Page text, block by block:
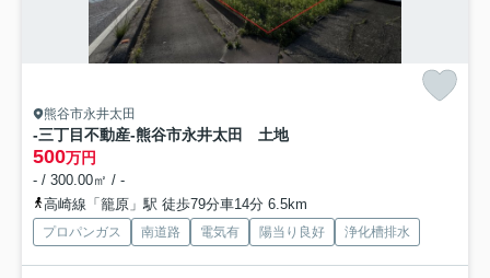
熊谷市永井太田
-三丁目不動産-熊谷市永井太田 土地
500万円
- / 300.00㎡ / -
高崎線「籠原」駅 徒歩79分車14分 6.5km
プロパンガス 南道路 電気有 陽当り良好 浄化槽排水